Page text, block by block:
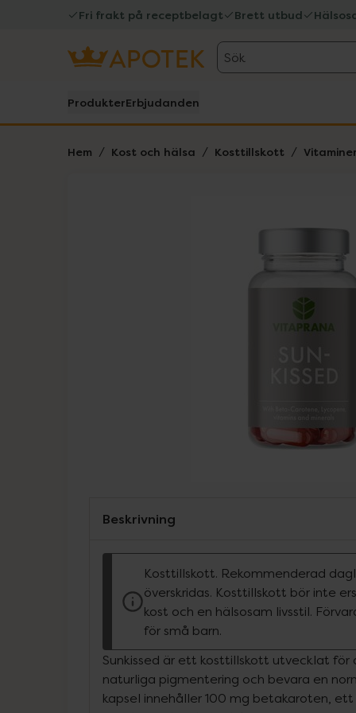
Fri frakt på receptbelagt Brett utbud
Sök
ProdukterErbjudanden
Hem Kost och hälsa Kosttillskott
Beskrivning
Kosttillskott. Rekommenderad
överskridas. Kosttillskott bör inte
kost och en hälsosam livsstil.
för små barn.
Sunkissed är ett kosttillskott utvecklat för
naturliga pigmentering och bevara en
kapsel innehåller 100 mg betakaroten,